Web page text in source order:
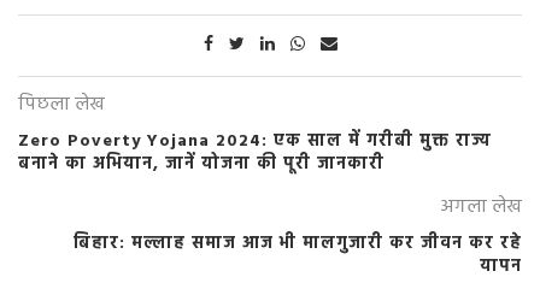
पिछला लेख
Zero Poverty Yojana 2024: एक साल में गरीबी मुक्त राज्य
बनाने का अभियान, जानें योजना की पूरी जानकारी
अगला लेख
बिहार: मल्लाह समाज आज भी मालगुजारी कर जीवन कर रहे
यापन